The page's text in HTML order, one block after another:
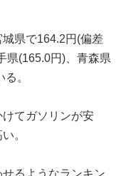
県で164.2円(偏差
県(165.0円)、青森県
。
てガソリンが安
。
るようなランキン